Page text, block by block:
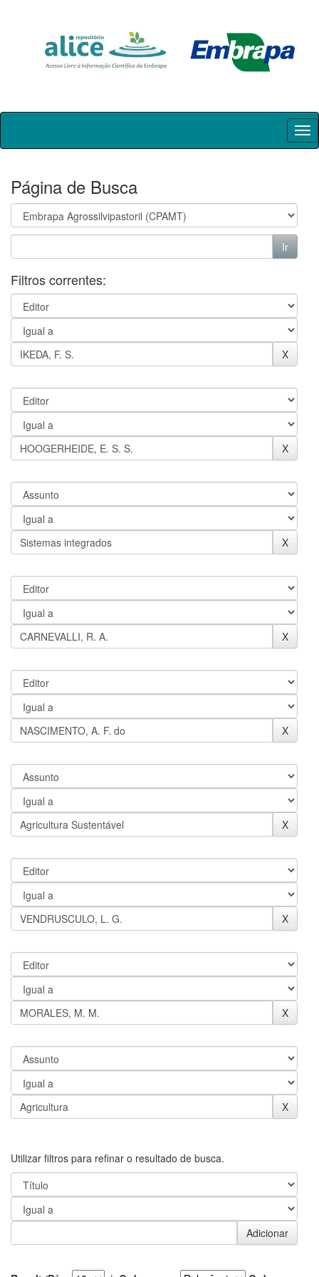
Skip
Página de Busca
Filtros correntes:
Utilizar filtros para refinar o resultado de busca.